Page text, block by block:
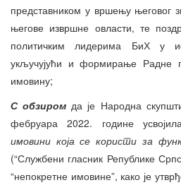
представником у вршењу његовог
његове извршне овласти, те
политичким лидерима БиХ у
укључујући и формирање Радне
имовину;
С обзиром да је Народна
фебруара 2022. године
имовини која се користи за
(“Службени гласник Републике
“непокретне имовине”, како је